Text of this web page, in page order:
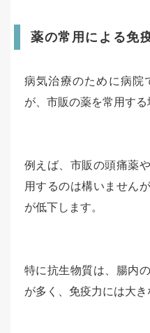
薬の常用による免
病気治療のために病院
が、市販の薬を常用する
例えば、市販の頭痛薬
用するのは構いません
が低下します。
特に抗生物質は、腸内
が多く、免疫力には大き